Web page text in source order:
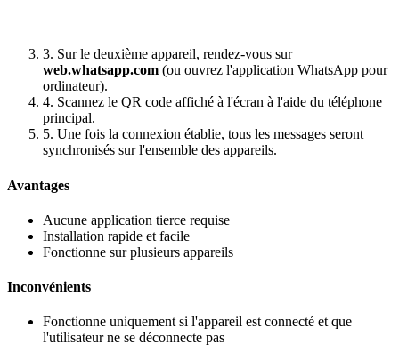
3. Sur le deuxième appareil, rendez-vous sur
web.whatsapp.com (ou ouvrez l'application WhatsApp pour
ordinateur).
4. Scannez le QR code affiché à l'écran à l'aide du téléphone
principal.
5. Une fois la connexion établie, tous les messages seront
synchronisés sur l'ensemble des appareils.
Avantages
Aucune application tierce requise
Installation rapide et facile
Fonctionne sur plusieurs appareils
Inconvénients
Fonctionne uniquement si l'appareil est connecté et que
l'utilisateur ne se déconnecte pas